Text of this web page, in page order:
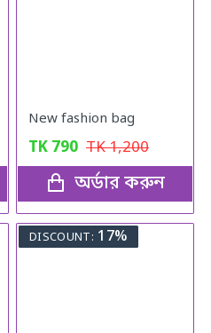
New fashion bag
TK 790 TK1,200
অর্ডার করুন
DISCOUNT: 17%